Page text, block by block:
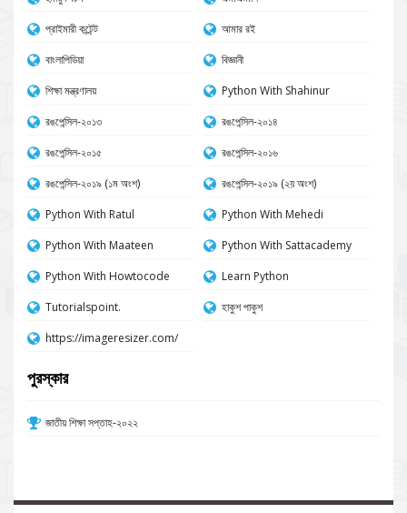
প্রাইমারী কন্টেন্ট
আমার রই
বাংলাপিডিয়া
বিজ্ঞানী
শিক্ষা মন্ত্রণালয়
Python With Shahinur
রঙপেন্সিল-২০১৩
রঙপেন্সিল-২০১৪
রঙপেন্সিল-২০১৫
রঙপেন্সিল-২০১৬
রঙপেন্সিল-২০১৯ (১ম অংশ)
রঙপেন্সিল-২০১৯ (২য় অংশ)
Python With Ratul
Python With Mehedi
Python With Maateen
Python With Sattacademy
Python With Howtocode
Learn Python
Tutorialspoint.
হাকুশ পাকুশ
https://imageresizer.com/
পুরস্কার
জাতীয় শিক্ষা সপ্তাহ-২০২২